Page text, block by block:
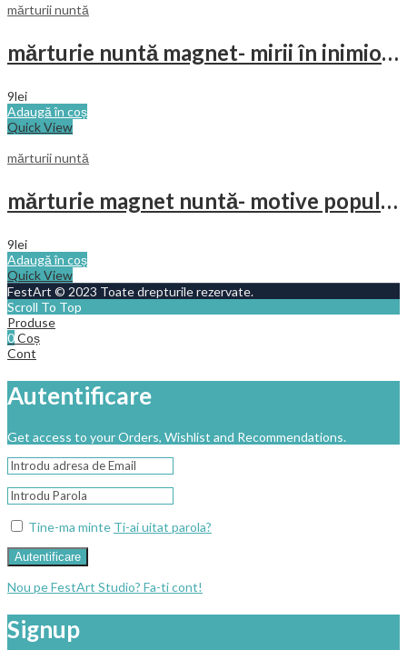
mărturii nuntă
mărturie nuntă magnet- mirii în inimioara
9lei
Adaugă în coș
Quick View
mărturii nuntă
mărturie magnet nuntă- motive populare
9lei
Adaugă în coș
Quick View
FestArt © 2023 Toate drepturile rezervate.
Scroll To Top
Produse
0Coș
Cont
Autentificare
Get access to your Orders, Wishlist and Recommendations.
Tine-ma minte Ti-ai uitat parola?
Autentificare
Nou pe FestArt Studio? Fa-ti cont!
Signup